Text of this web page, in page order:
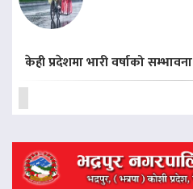
केही प्रदेशमा भारी वर्षाको सम्भावना